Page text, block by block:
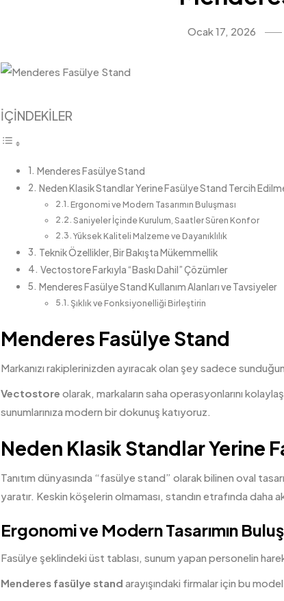
Ocak 17, 2026
İÇİNDEKİLER
Menderes Fasülye Stand
Neden Klasik Standlar Yerine Fasülye Stand Tercih
Ergonomi ve Modern Tasarımın Buluşması
Saniyeler İçinde Kurulum, Saatler Süren Konfor
Yüksek Kaliteli Malzeme ve Dayanıklılık
Teknik Özellikler, Bir Bakışta Mükemmellik
Vectostore Farkıyla “Baskı Dahil” Çözümler
Menderes Fasülye Stand Kullanım Alanları ve Tavsiyeler
Şıklık ve Fonksiyonelliği Birleştirin
Menderes Fasülye Stand
Markanızı rakiplerinizden ayıracak olan şey sadece
Vectostore olarak, markaların saha operasyonlarını
sunumlarınıza modern bir dokunuş katıyoruz.
Neden Klasik Standlar Yerine
Tanıtım dünyasında “fasülye stand” olarak bilinen oval
yaratır. Keskin köşelerin olmaması, standın etrafında daha
Ergonomi ve Modern Tasarımın
Fasülye şeklindeki üst tablası, sunum yapan personelin
Menderes fasülye stand arayışındaki firmalar için bu